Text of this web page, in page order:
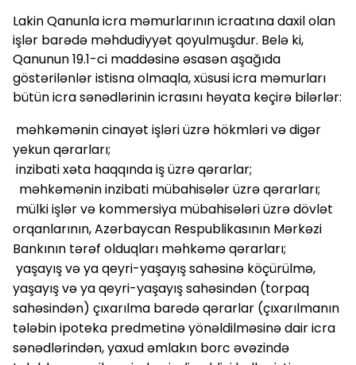
Lakin Qanunla icra məmurlarının icraatına daxil olan
işlər barədə məhdudiyyət qoyulmuşdur. Belə ki,
Qanunun 19.1-ci maddəsinə əsasən aşağıda
göstərilənlər istisna olmaqla, xüsusi icra məmurları
bütün icra sənədlərinin icrasını həyata keçirə bilərlər:
məhkəmənin cinayət işləri üzrə hökmləri və digər
yekun qərarları;
inzibati xəta haqqında iş üzrə qərarlar;
məhkəmənin inzibati mübahisələr üzrə qərarları;
mülki işlər və kommersiya mübahisələri üzrə dövlət
orqanlarının, Azərbaycan Respublikasının Mərkəzi
Bankının tərəf olduqları məhkəmə qərarları;
yaşayış və ya qeyri-yaşayış sahəsinə köçürülmə,
yaşayış və ya qeyri-yaşayış sahəsindən (torpaq
sahəsindən) çıxarılma barədə qərarlar (çıxarılmanın
tələbin ipoteka predmetinə yönəldilməsinə dair icra
sənədlərindən, yaxud əmlakın borc əvəzində